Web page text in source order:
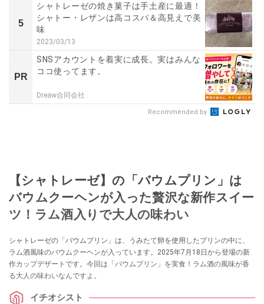
5
シャトレーゼの焼き菓子は手土産に最適！
シャトー・レザンは高コスパ＆高見えで美
味
2023/03/13
PR
SNSアカウントを着実に成長。実はみんな
ココ使ってます。
Dreaw合同会社
Recommended by
【シャトレーゼ】の「バウムプリン」は
バウムクーヘンが入った贅沢な新作スイー
ツ！ラム酒入りで大人の味わい
シャトレーゼの「バウムプリン」は、うみたて卵を使用したプリンの中に、
ラム酒風味のバウムクーヘンが入っています。2025年7月18日から登場の新
作カップデザートです。今回は「バウムプリン」を実食！ラム酒の風味が香
る大人の味わいなんですよ。
イチオシスト